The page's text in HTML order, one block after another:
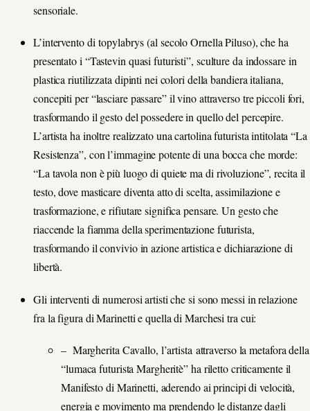
sensoriale.
L’intervento di topylabrys (al secolo Ornella Piluso), che ha
presentato i “Tastevin quasi futuristi”, sculture da indossare in
plastica riutilizzata dipinti nei colori della bandiera italiana,
concepiti per “lasciare passare” il vino attraverso tre piccoli fori,
trasformando il gesto del possedere in quello del percepire.
L’artista ha inoltre realizzato una cartolina futurista intitolata “La
Resistenza”, con l’immagine potente di una bocca che morde:
“La tavola non è più luogo di quiete ma di rivoluzione”, recita il
testo, dove masticare diventa atto di scelta, assimilazione e
trasformazione, e rifiutare significa pensare. Un gesto che
riaccende la fiamma della sperimentazione futurista,
trasformando il convivio in azione artistica e dichiarazione di
libertà.
Gli interventi di numerosi artisti che si sono messi in relazione
fra la figura di Marinetti e quella di Marchesi tra cui:
– Margherita Cavallo, l’artista attraverso la metafora della
“lumaca futurista Margheritè” ha riletto criticamente il
Manifesto di Marinetti, aderendo ai principi di velocità,
energia e movimento ma prendendo le distanze dagli